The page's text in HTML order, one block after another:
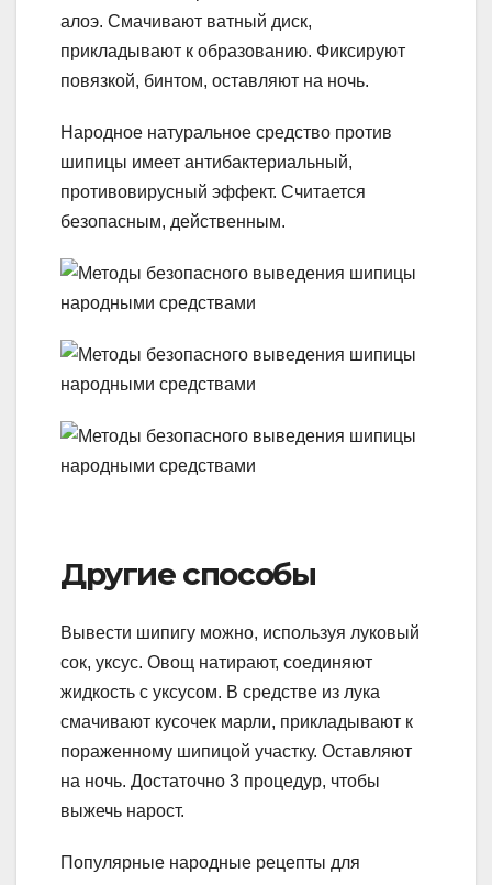
алоэ. Смачивают ватный диск,
прикладывают к образованию. Фиксируют
повязкой, бинтом, оставляют на ночь.
Народное натуральное средство против
шипицы имеет антибактериальный,
противовирусный эффект. Считается
безопасным, действенным.
Другие способы
Вывести шипигу можно, используя луковый
сок, уксус. Овощ натирают, соединяют
жидкость с уксусом. В средстве из лука
смачивают кусочек марли, прикладывают к
пораженному шипицой участку. Оставляют
на ночь. Достаточно 3 процедур, чтобы
выжечь нарост.
Популярные народные рецепты для